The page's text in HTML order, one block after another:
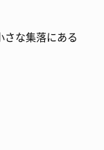
な集落にある